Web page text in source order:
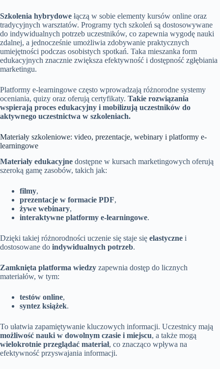
Szkolenia hybrydowe łączą w sobie elementy kursów online oraz
tradycyjnych warsztatów. Programy tych szkoleń są dostosowywane
do indywidualnych potrzeb uczestników, co zapewnia wygodę nauki
zdalnej, a jednocześnie umożliwia zdobywanie praktycznych
umiejętności podczas osobistych spotkań. Taka mieszanka form
edukacyjnych znacznie zwiększa efektywność i dostępność zgłębiania
marketingu.
Platformy e-learningowe często wprowadzają różnorodne systemy
oceniania, quizy oraz oferują certyfikaty. Takie rozwiązania
wspierają proces edukacyjny i mobilizują uczestników do
aktywnego uczestnictwa w szkoleniach.
Materiały szkoleniowe: video, prezentacje, webinary i platformy e-
learningowe
Materiały edukacyjne dostępne w kursach marketingowych oferują
szeroką gamę zasobów, takich jak:
filmy,
prezentacje w formacie PDF,
żywe webinary,
interaktywne platformy e-learningowe.
Dzięki takiej różnorodności uczenie się staje się elastyczne i
dostosowane do indywidualnych potrzeb.
Zamknięta platforma wiedzy zapewnia dostęp do licznych
materiałów, w tym:
testów online,
syntez książek.
To ułatwia zapamiętywanie kluczowych informacji. Uczestnicy mają
możliwość nauki w dowolnym czasie i miejscu, a także mogą
wielokrotnie przeglądać materiał, co znacząco wpływa na
efektywność przyswajania informacji.